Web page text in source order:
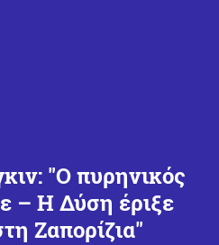
"Ο πυρηνικός
– Η Δύση έριξε
Ζαπορίζια"